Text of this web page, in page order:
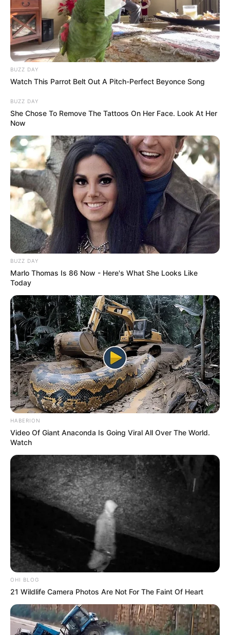
BUZZ DAY
Watch This Parrot Belt Out A Pitch-Perfect Beyonce Song
BUZZ DAY
She Chose To Remove The Tattoos On Her Face. Look At Her
Now
BUZZ DAY
Marlo Thomas Is 86 Now - Here's What She Looks Like
Today
HABERION
Video Of Giant Anaconda Is Going Viral All Over The World.
Watch
OHI BLOG
21 Wildlife Camera Photos Are Not For The Faint Of Heart